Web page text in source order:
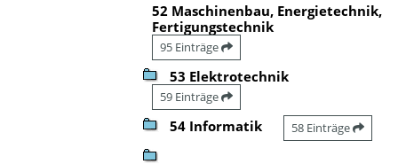
52 Maschinenbau, Energietechnik,
Fertigungstechnik
95 Einträge
53 Elektrotechnik
59 Einträge
54 Informatik 58 Einträge